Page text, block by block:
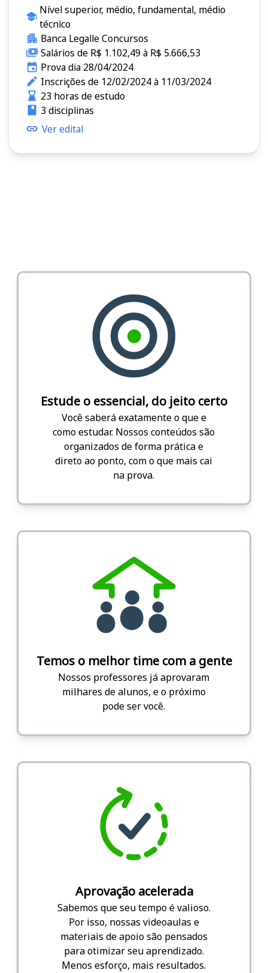
Nível superior, médio, fundamental, médio
técnico
Banca Legalle Concursos
Salários de R$ 1.102,49 à R$ 5.666,53
Prova dia 28/04/2024
Inscrições de 12/02/2024 à 11/03/2024
23 horas de estudo
3 disciplinas
Ver edital
Estude o essencial, do jeito certo
Você saberá exatamente o que e
como estudar. Nossos conteúdos são
organizados de forma prática e
direto ao ponto, com o que mais cai
na prova.
Temos o melhor time com a gente
Nossos professores já aprovaram
milhares de alunos, e o próximo
pode ser você.
Aprovação acelerada
Sabemos que seu tempo é valioso.
Por isso, nossas videoaulas e
materiais de apoio são pensados
para otimizar seu aprendizado.
Menos esforço, mais resultados.